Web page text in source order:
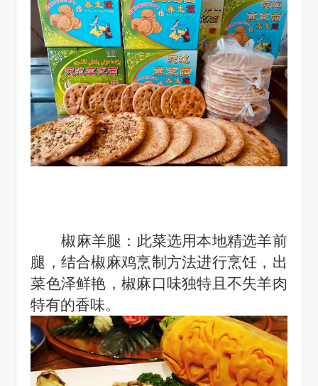
椒麻羊腿： 此菜选用本地精选羊前
腿，结合椒麻鸡烹制方法进行烹饪，出
菜色泽鲜艳，椒麻口味独特且不失羊肉
特有的香味。